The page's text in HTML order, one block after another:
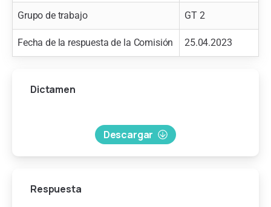
Grupo de trabajo GT 2
Fecha de la respuesta de la Comisión 25.04.2023
Dictamen
Descargar
Respuesta